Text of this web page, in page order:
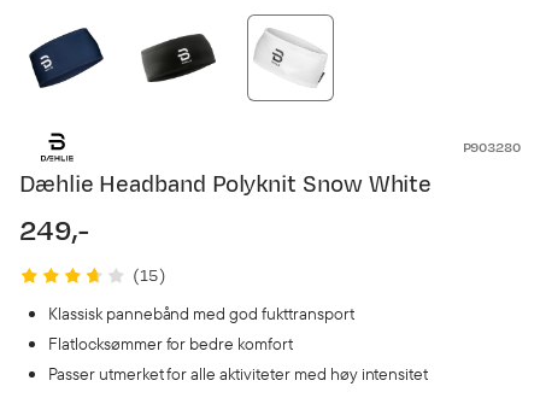
P903280
Dæhlie Headband Polyknit Snow White
price
249,-
(15)
Klassisk pannebånd med god fukttransport
Flatlocksømmer for bedre komfort
Passer utmerket for alle aktiviteter med høy intensitet